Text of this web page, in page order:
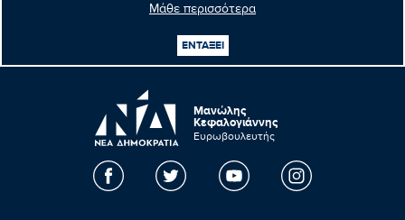
Μάθε περισσότερα
ΕΝΤΑΞΕΙ
Μανώλης
Κεφαλογιάννης
Ευρωβουλευτής